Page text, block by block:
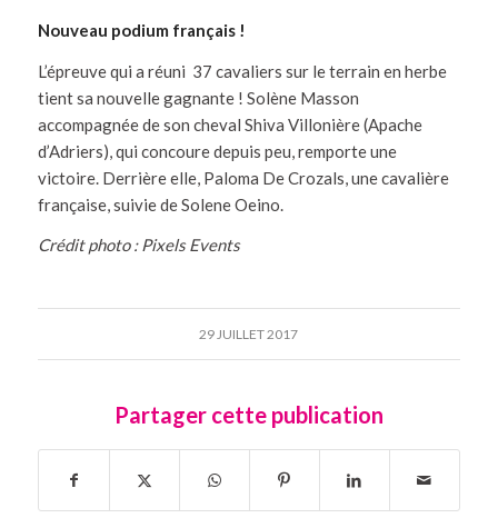
Nouveau podium français !
L’épreuve qui a réuni 37 cavaliers sur le terrain en herbe
tient sa nouvelle gagnante ! Solène Masson
accompagnée de son cheval Shiva Villonière (Apache
d’Adriers), qui concoure depuis peu, remporte une
victoire. Derrière elle, Paloma De Crozals, une cavalière
française, suivie de Solene Oeino.
Crédit photo : Pixels Events
29 JUILLET 2017
Partager cette publication